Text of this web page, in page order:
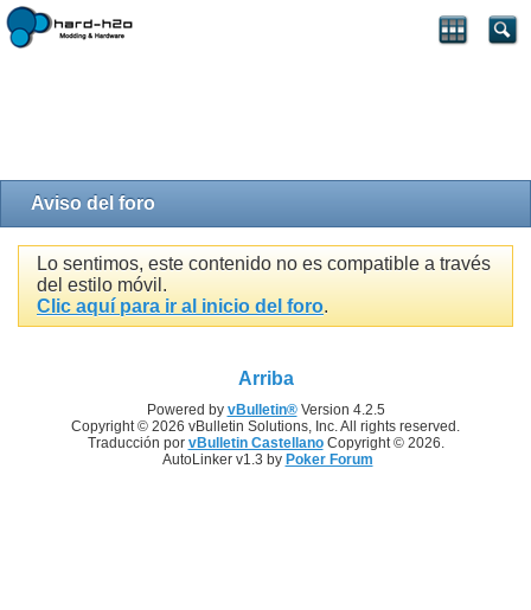
Aviso del foro
Lo sentimos, este contenido no es compatible a través
del estilo móvil.
Clic aquí para ir al inicio del foro.
Arriba
Powered by vBulletin®Version 4.2.5
Copyright © 2026 vBulletin Solutions, Inc. All rights reserved.
Traducción por vBulletin CastellanoCopyright © 2026.
AutoLinker v1.3 by Poker Forum